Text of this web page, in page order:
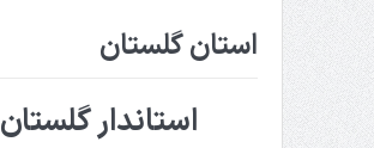
استان گلستان
استاندار گلستان